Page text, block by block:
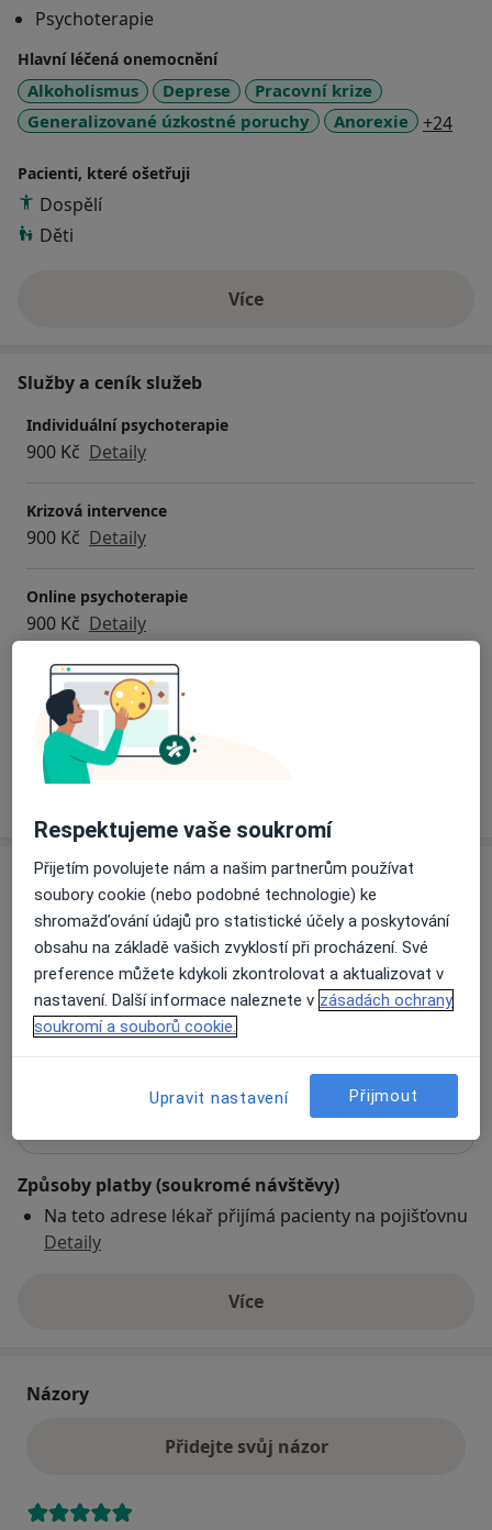
Psychoterapie
Hlavní léčená onemocnění
Alkoholismus Deprese
Pracovní krize
Generalizované úzkostné poruchy
Anorexie +24
Pacienti, které ošetřuji
Dospělí
Děti
Víceo zkušenostech
Služby a ceník služeb
Individuální psychoterapie
900 Kč Detaily
Krizová intervence
900 Kč Detaily
Online psychoterapie
900 Kč Detaily
Osobní psychoterapie
900 Kč Detaily
Adresa
Soukromá psychoterapeutická praxe
Telečská 7, Jihlava586 01
Přiblížit mapu
Na této adrese online kalendář není aktivní
Způsoby platby (soukromé návštěvy)
Na teto adrese lékař přijímá pacienty na pojišťovnu
Detaily
Víceo adrese
Názory
Přidejte svůj názor
Respektujeme vaše soukromí
Přijetím povolujete nám a našim partnerům používat
soubory cookie (nebo podobné technologie) ke
shromažďování údajů pro statistické účely a poskytování
obsahu na základě vašich zvyklostí při procházení. Své
preference můžete kdykoli zkontrolovat a aktualizovat v
nastavení. Další informace naleznete v zásadách ochrany
soukromí a souborů cookie.
Upravit nastavení Přijmout